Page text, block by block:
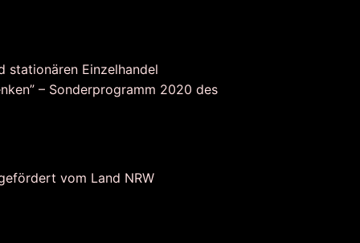
stationären Einzelhandel
– Sonderprogramm 2020 des
vom Land NRW